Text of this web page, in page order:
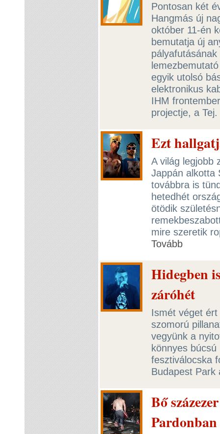
Pontosan két
Hangmás új
október 11-én
bemutatja új
egyik utolsó
elektronikus
IHM
projectje, a Tej.
Ezt
A világ legjobb
Jappán alkotta
továbbra is
hetedhét
ötödik
mire szeretik
Tovább
Hidegben
záróhét
Ismét véget
szomorú
vegyünk a
könnyes
fesztiválocska
Budapest
Bő
Pardonban